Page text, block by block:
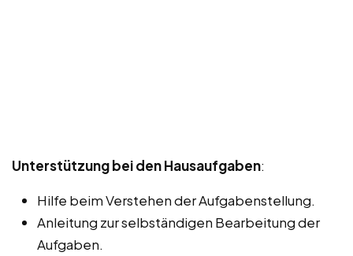
Unterstützung bei den Hausaufgaben:
Hilfe beim Verstehen der Aufgabenstellung.
Anleitung zur selbständigen Bearbeitung der
Aufgaben.